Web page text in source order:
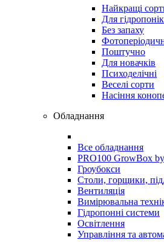
Найкращі
Для
Без запаху
Поштучно
Для новачків
Психоделічні
Веселі сорти
Насіння
Обладнання
Все обладнання
PRO100 GrowBox
Гроубокси
Столи, горщики,
Вентиляція
Вимірювальна
Гідропонні системи
Освітлення
Управління та